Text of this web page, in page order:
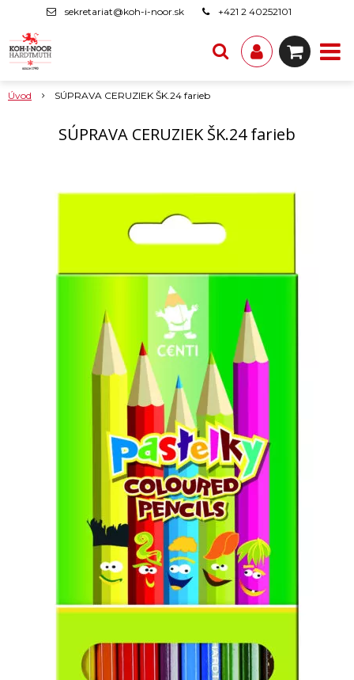
sekretariat@koh-i-noor.sk +421 2 40252101
Úvod SÚPRAVA CERUZIEK ŠK.24 farieb
SÚPRAVA CERUZIEK ŠK.24 farieb